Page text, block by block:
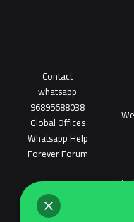
Contact
whatsapp
96895688038
Global Offices
Whatsapp Help
Forever Forum